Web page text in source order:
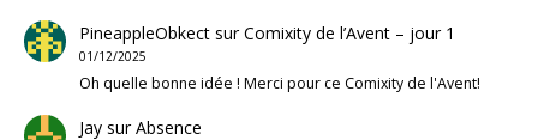
PineappleObkectsurComixity de l’Avent – jour 1
01/12/2025
Oh quelle bonne idée ! Merci pour ce Comixity de l'Avent!
JaysurAbsence